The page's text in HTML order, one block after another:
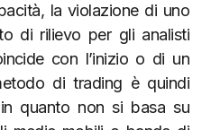
la violazione di uno
di rilievo per gli analisti
con l’inizio o di un
di trading è quindi
quanto non si basa su